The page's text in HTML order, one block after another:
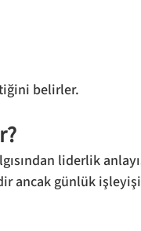
belirler.
liderlik
ancak günlük